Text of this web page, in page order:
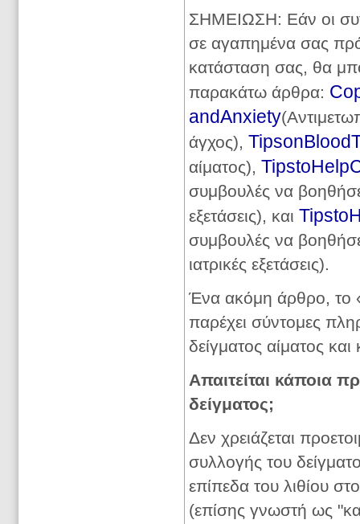
ΣΗΜΕΙΩΣΗ: Εάν οι
σε αγαπημένα σας
κατάσταση σας, θα
παρακάτω άρθρα:
andAnxiety
άγχος),
αίματος),
συμβουλές να
εξετάσεις), και
συμβουλές να
ιατρικές εξετάσεις).
Ένα ακόμη άρθρο, το
παρέχει σύντομες
δείγματος αίματος
Απαιτείται κάποια
δείγματος;
Δεν χρειάζεται
συλλογής του
επίπεδα του λιθίου
(επίσης γνωστή ως